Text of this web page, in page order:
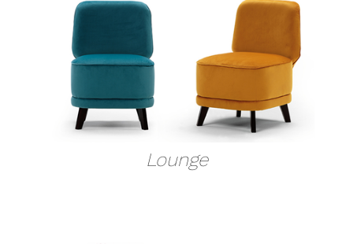
Lounge